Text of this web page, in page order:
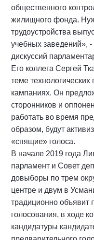
общественного
жилищного фонда.
трудоустройства
учебных заведений», -
дискуссий
Его коллега Сергей
теме
кампаниях. Он
сторонников и
работать во время
образом, будут
«спящие» голоса.
В начале 2019 года
парламент и Совет
довыборы по трем
центре и двум в
традиционно объявит
голосования, в ходе
кандидатуры